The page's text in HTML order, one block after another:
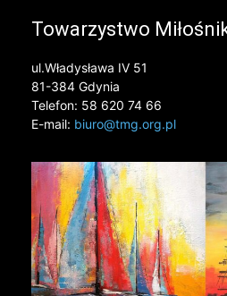
Towarzystwo
ul.Władysława IV 51
81-384 Gdynia
Telefon: 58 620 74 66
E-mail: biuro@tmg.org.pl